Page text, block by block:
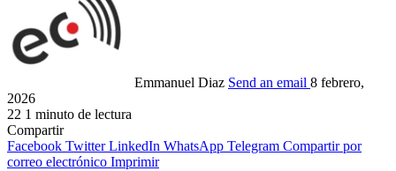
Emmanuel Diaz Send an email 8 febrero,
2026
22 1 minuto de lectura
Compartir
Facebook Twitter LinkedIn WhatsApp Telegram Compartir por
correo electrónico Imprimir